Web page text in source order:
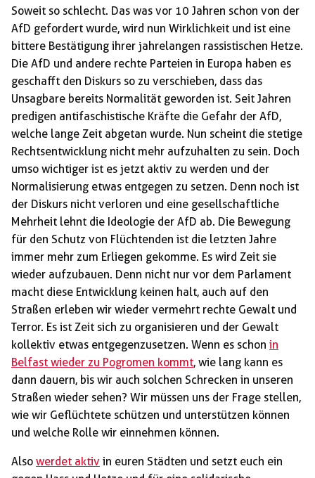
Soweit so schlecht. Das was vor 10 Jahren schon von der
AfD gefordert wurde, wird nun Wirklichkeit und ist eine
bittere Bestätigung ihrer jahrelangen rassistischen Hetze.
Die AfD und andere rechte Parteien in Europa haben es
geschafft den Diskurs so zu verschieben, dass das
Unsagbare bereits Normalität geworden ist. Seit Jahren
predigen antifaschistische Kräfte die Gefahr der AfD,
welche lange Zeit abgetan wurde. Nun scheint die stetige
Rechtsentwicklung nicht mehr aufzuhalten zu sein. Doch
umso wichtiger ist es jetzt aktiv zu werden und der
Normalisierung etwas entgegen zu setzen. Denn noch ist
der Diskurs nicht verloren und eine gesellschaftliche
Mehrheit lehnt die Ideologie der AfD ab. Die Bewegung
für den Schutz von Flüchtenden ist die letzten Jahre
immer mehr zum Erliegen gekomme. Es wird Zeit sie
wieder aufzubauen. Denn nicht nur vor dem Parlament
macht diese Entwicklung keinen halt, auch auf den
Straßen erleben wir wieder vermehrt rechte Gewalt und
Terror. Es ist Zeit sich zu organisieren und der Gewalt
kollektiv etwas entgegenzusetzen. Wenn es schon in
Belfast wieder zu Pogromen kommt, wie lang kann es
dann dauern, bis wir auch solchen Schrecken in unseren
Straßen wieder sehen? Wir müssen uns der Frage stellen,
wie wir Geflüchtete schützen und unterstützen können
und welche Rolle wir einnehmen können.
Also werdet aktiv in euren Städten und setzt euch ein